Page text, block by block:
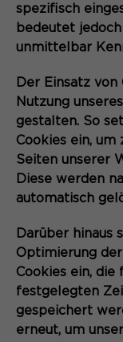
spezifisch
bedeutet
unmittelbar
Der Einsatz von
Nutzung
gestalten. So
Cookies ein, um
Seiten unserer
Diese werden
automatisch
Darüber hinaus
Optimierung
Cookies ein,
festgelegten
gespeichert
erneut, um